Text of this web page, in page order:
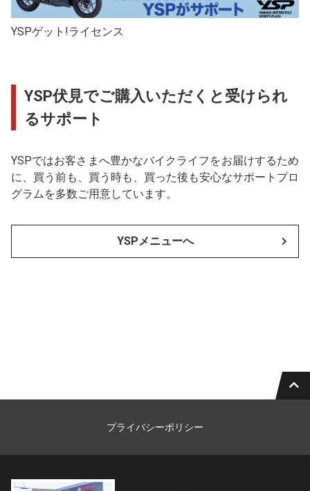
YSPゲット!ライセンス
YSP伏見でご購入いただくと受けられ
るサポート
YSPではお客さまへ豊かなバイクライフをお届けするため
に、買う前も、買う時も、買った後も安心なサポートプロ
グラムを多数ご用意しています。
YSPメニューへ
プライバシーポリシー